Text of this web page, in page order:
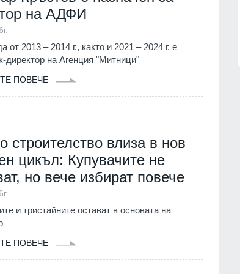
на АДФИ
от 2013 – 2014 г., както и 2021 – 2024 г. е
директор на Агенция "Митници"
ПОВЕЧЕ
строителство влиза в нов
цикъл: Купувачите не
но вече избират повече
и тристайните остават в основата на
ПОВЕЧЕ